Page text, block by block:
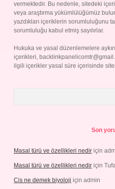
vermektedir. Bu nedenle, sitedeki
veya araştırma yükümlülüğümüz
yazdıkları içeriklerin sorumluluğunu
sorumluluğu kabul etmiş sayılırlar.
Hukuka ve yasal düzenlemelere
içerikleri,
ilgili içerikler yasal süre içerisinde
Son
Masal türü ve özellikleri nedir için
Masal türü ve özellikleri nedir için
Cis ne demek biyoloji için admin